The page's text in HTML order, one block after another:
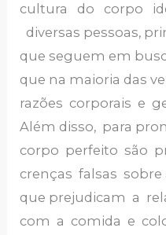
cultura do corpo
diversas pessoas,
que seguem em
que na maioria das
razões corporais e
Além disso, para
corpo perfeito são
crenças falsas
que prejudicam a
com a comida e